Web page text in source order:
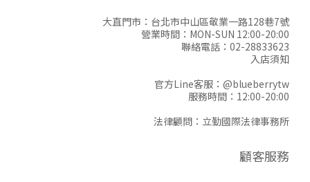
大直門市：台北市中山區敬業一路128巷7號
營業時間：MON-SUN 12:00-20:00
聯絡電話：02-28833623
入店須知
官方Line客服： @blueberrytw
服務時間：12:00-20:00
法律顧問：立勤國際法律事務所
顧客服務